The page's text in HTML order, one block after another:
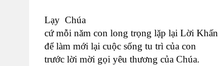
Lạy Chúa
cứ mỗi năm con long trọng lặp lại Lời Khấn
để làm mới lại cuộc sống tu trì của con
trước lời mời gọi yêu thương của Chúa.